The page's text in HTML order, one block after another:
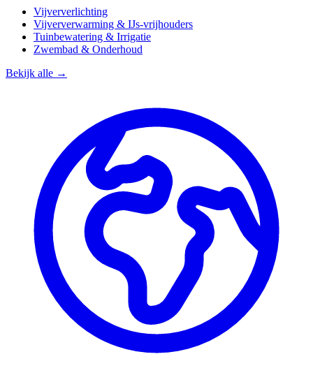
Vijververlichting
Vijververwarming & IJs-vrijhouders
Tuinbewatering & Irrigatie
Zwembad & Onderhoud
Bekijk alle →